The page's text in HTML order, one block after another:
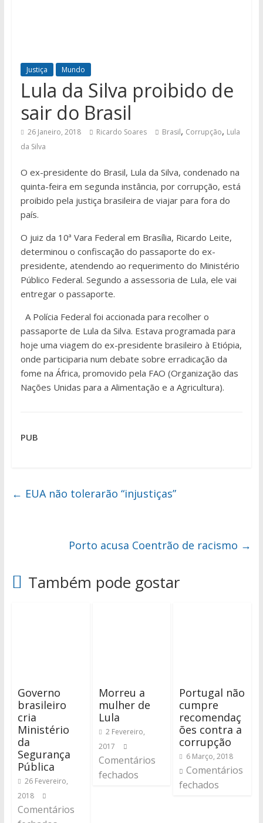
Justiça Mundo
Lula da Silva proibido de
sair do Brasil
26 Janeiro, 2018 Ricardo Soares Brasil, Corrupção, Lula
da Silva
O ex-presidente do Brasil, Lula da Silva, condenado na
quinta-feira em segunda instância, por corrupção, está
proibido pela justiça brasileira de viajar para fora do
país.
O juiz da 10ª Vara Federal em Brasília, Ricardo Leite,
determinou o confiscação do passaporte do ex-
presidente, atendendo ao requerimento do Ministério
Público Federal. Segundo a assessoria de Lula, ele vai
entregar o passaporte.
A Polícia Federal foi accionada para recolher o
passaporte de Lula da Silva. Estava programada para
hoje uma viagem do ex-presidente brasileiro à Etiópia,
onde participaria num debate sobre erradicação da
fome na África, promovido pela FAO (Organização das
Nações Unidas para a Alimentação e a Agricultura).
PUB
← EUA não tolerarão “injustiças”
Porto acusa Coentrão de racismo →
Também pode gostar
Governo
brasileiro
cria
Ministério
da
Segurança
Pública
26 Fevereiro,
2018
Comentários
Morreu a
mulher de
Lula
2 Fevereiro,
2017
Comentários
fechados
Portugal não
cumpre
recomendaç
ões contra a
corrupção
6 Março, 2018
Comentários
fechados